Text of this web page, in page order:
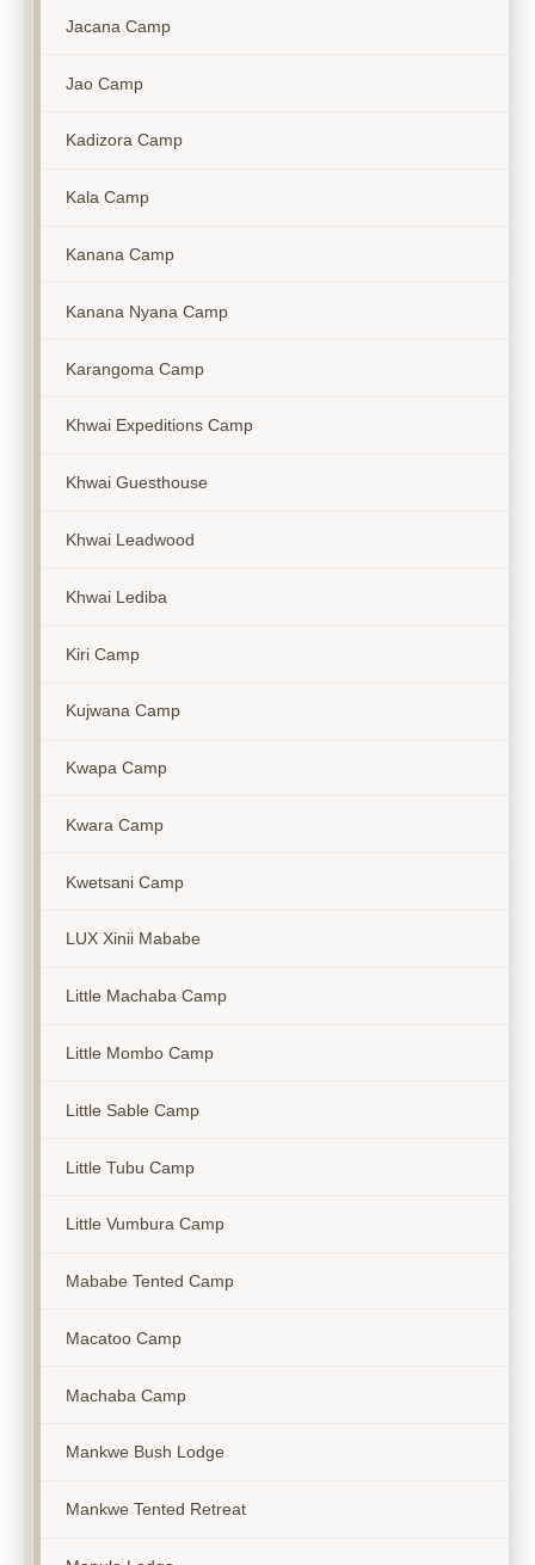
Jacana Camp
Jao Camp
Kadizora Camp
Kala Camp
Kanana Camp
Kanana Nyana Camp
Karangoma Camp
Khwai Expeditions Camp
Khwai Guesthouse
Khwai Leadwood
Khwai Lediba
Kiri Camp
Kujwana Camp
Kwapa Camp
Kwara Camp
Kwetsani Camp
LUX Xinii Mababe
Little Machaba Camp
Little Mombo Camp
Little Sable Camp
Little Tubu Camp
Little Vumbura Camp
Mababe Tented Camp
Macatoo Camp
Machaba Camp
Mankwe Bush Lodge
Mankwe Tented Retreat